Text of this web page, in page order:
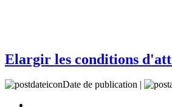
Elargir les conditions
Date de publication |